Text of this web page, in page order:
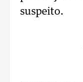
suspeito.